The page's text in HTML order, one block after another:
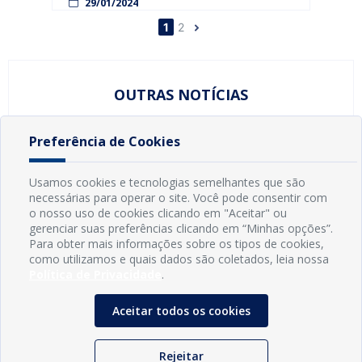
| Secretaria municipal de saúde - sms |
Secretaria municipal de turismo – setur |
Secretaria municipal desenvolvimento social -
Foram 06 noites de shows musicais com recorde
de público, estimado em mais de 700 mil
29/01/2024
1
2
OUTRAS NOTÍCIAS
Preferência de Cookies
Usamos cookies e tecnologias semelhantes que são
necessárias para operar o site. Você pode consentir com
o nosso uso de cookies clicando em "Aceitar" ou
gerenciar suas preferências clicando em “Minhas opções”.
Para obter mais informações sobre os tipos de cookies,
como utilizamos e quais dados são coletados, leia nossa
.
Aceitar todos os cookies
Rejeitar